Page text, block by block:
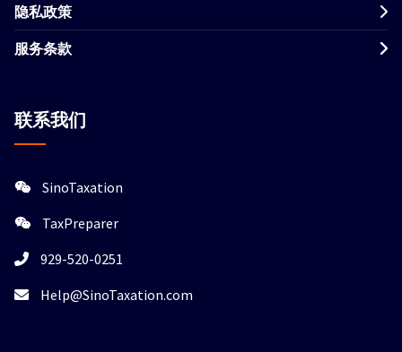
隐私政策
服务条款
联系我们
SinoTaxation
TaxPreparer
929-520-0251
Help@SinoTaxation.com